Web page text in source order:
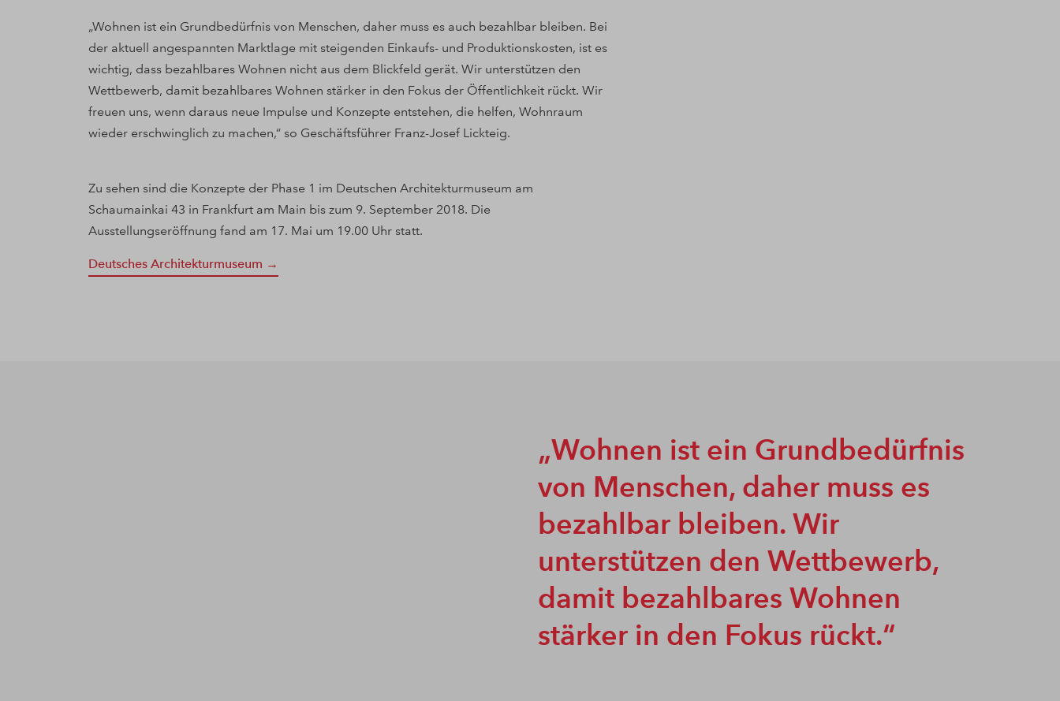
„Wohnen ist ein Grundbedürfnis von Menschen, daher muss es auch bezahlbar bleiben. Bei
der aktuell angespannten Marktlage mit steigenden Einkaufs- und Produktionskosten, ist es
wichtig, dass bezahlbares Wohnen nicht aus dem Blickfeld gerät. Wir unterstützen den
Wettbewerb, damit bezahlbares Wohnen stärker in den Fokus der Öffentlichkeit rückt. Wir
freuen uns, wenn daraus neue Impulse und Konzepte entstehen, die helfen, Wohnraum
wieder erschwinglich zu machen,“ so Geschäftsführer Franz-Josef Lickteig.
Zu sehen sind die Konzepte der Phase 1 im Deutschen Architekturmuseum am
Schaumainkai 43 in Frankfurt am Main bis zum 9. September 2018. Die
Ausstellungseröffnung fand am 17. Mai um 19.00 Uhr statt.
Deutsches Architekturmuseum →
Wohnen ist ein Grundbedürfnis
von Menschen, daher muss es
bezahlbar bleiben. Wir
unterstützen den Wettbewerb,
damit bezahlbares Wohnen
stärker in den Fokus rückt.